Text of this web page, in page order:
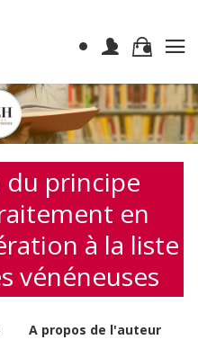
du principe
en
à la liste
vénéneuses
A propos de l'auteur